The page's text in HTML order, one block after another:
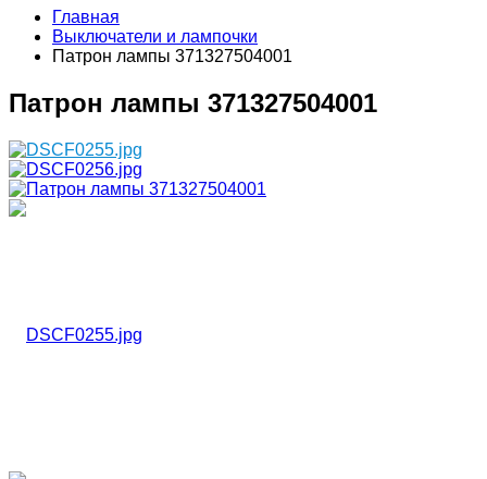
Главная
Выключатели и лампочки
Патрон лампы 371327504001
Патрон лампы 371327504001